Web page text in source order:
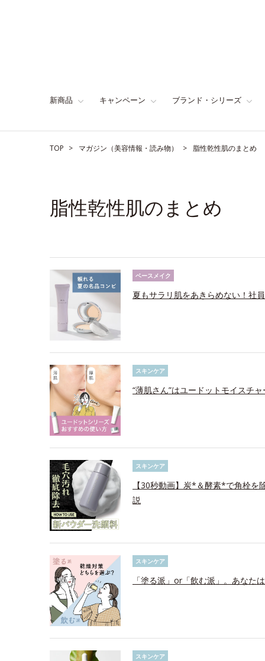
新商品 キャンペーン ブランド・シリーズ
TOP マガジン（美容情報・読み物） 脂性乾性肌のまとめ
脂性乾性肌のまとめ
ベースメイク
夏もサラリ肌をあきらめない！社
スキンケア
“薄肌さん”はユードットモイスチ
スキンケア
【30秒動画】炭*＆酵素*で角栓を
説
スキンケア
「塗る派」or「飲む派」。あなた
スキンケア